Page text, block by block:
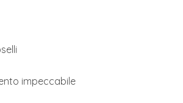
impeccabile